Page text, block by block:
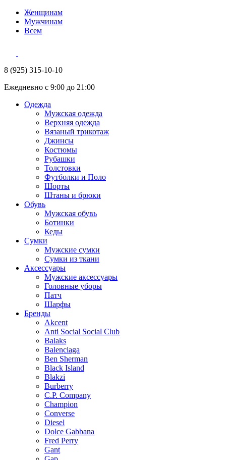
Женщинам
Мужчинам
Всем
8 (925) 315-10-10
Ежедневно с 9:00 до 21:00
Одежда
Мужская одежда
Верхняя одежда
Вязаный трикотаж
Джинсы
Костюмы
Рубашки
Толстовки
Футболки и Поло
Шорты
Штаны и брюки
Обувь
Мужская обувь
Ботинки
Кеды
Сумки
Мужские сумки
Сумки из ткани
Аксессуары
Мужские аксессуары
Головные уборы
Патч
Шарфы
Бренды
Akcent
Anti Social Social Club
Balaks
Balenciaga
Ben Sherman
Black Island
Blakzi
Burberry
C.P. Company
Champion
Converse
Diesel
Dolce Gabbana
Fred Perry
Gant